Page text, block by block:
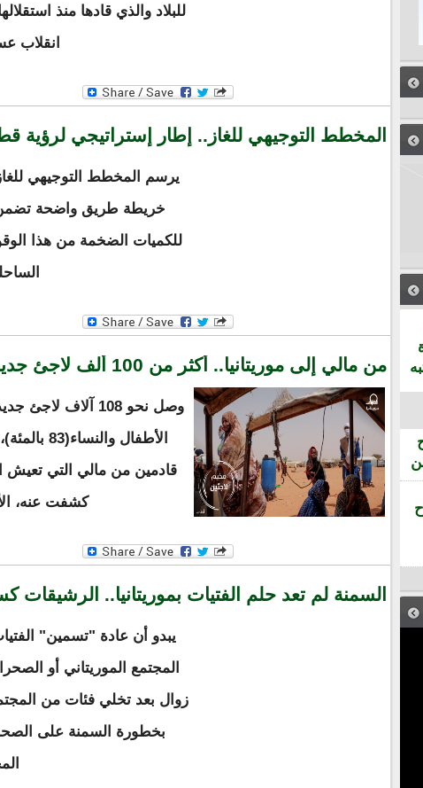
انقلاب
المخطط التوجيهي للغاز.. إطار إستراتيجي لرؤية
يرسم المخطط التوجيهي
خريطة طريق واضحة تضمن
للكميات الضخمة من هذا
من مالي إلى موريتانيا.. أكثر من 100 ألف لاجئ جديد
وصل نحو 108 آلاف
قادمين من مالي التي تعيش
كشفت عنه،
السمنة لم تعد حلم الفتيات بموريتانيا.. الرشيقات
يبدو أن عادة "تسمين"
المجتمع الموريتاني أو
زوال بعد تخلي فئات من
بخطورة السمنة على